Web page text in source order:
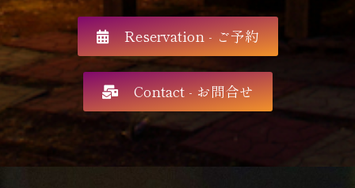
Reservation - ご予約
Contact - お問合せ